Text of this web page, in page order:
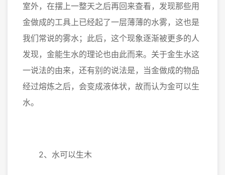
室外，在摆上一整天之后再回来查看，发现那些用
金做成的工具上已经起了一层薄薄的水雾，这也是
我们常说的雾水；此后，这个现象逐渐被更多的人
发现，金能生水的理论也由此而来。关于金生水这
一说法的由来，还有别的说法是，当金做成的物品
经过熔炼之后，会变成液体状，故而认为金可以生
水。
2、水可以生木